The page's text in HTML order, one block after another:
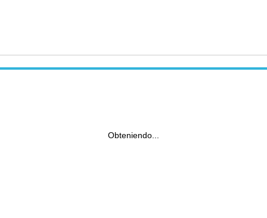
Obteniendo...